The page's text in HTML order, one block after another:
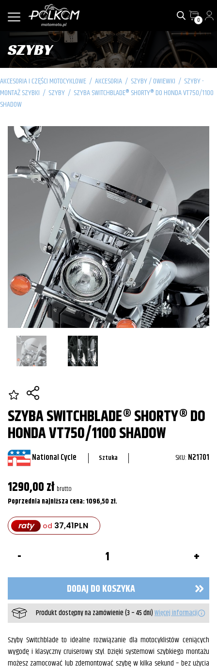
0
SZYBY
AKCESORIA I CZĘŚCI MOTOCYKLOWE / AKCESORIA / SZYBY / OWIEWKI / SZYBY -
MONTAŻ SZYBKI / SZYBY / SZYBA SWITCHBLADE® SHORTY® DO HONDA VT750/1100
SHADOW
SZYBA SWITCHBLADE® SHORTY® DO
HONDA VT750/1100 SHADOW
National Cycle Sztuka SKU: N21701
1290,00zł brutto
Poprzednia najniższa cena:1096,50 zł.
raty od 37,41PLN
do
VT750/1100
Shadow
DODAJ DO KOSZYKA
Produkt dostępny na zamówienie (3 – 45 dni)Więcej informacji
Szyby Switchblade to idealne rozwiązanie dla motocyklistów ceniących
wygodę i klasyczny cruiserowy styl. Dzięki systemowi szybkiego montażu
możesz zamocować lub zdemontować szybę w kilka sekund – bez użycia